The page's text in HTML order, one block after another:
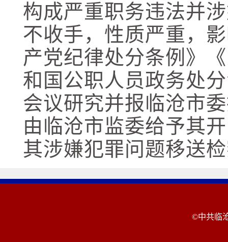
构成严重职务违法并
不收手，性质严重，
产党纪律处分条例》
和国公职人员政务处
会议研究并报临沧市
由临沧市监委给予其
其涉嫌犯罪问题移送
©中共临